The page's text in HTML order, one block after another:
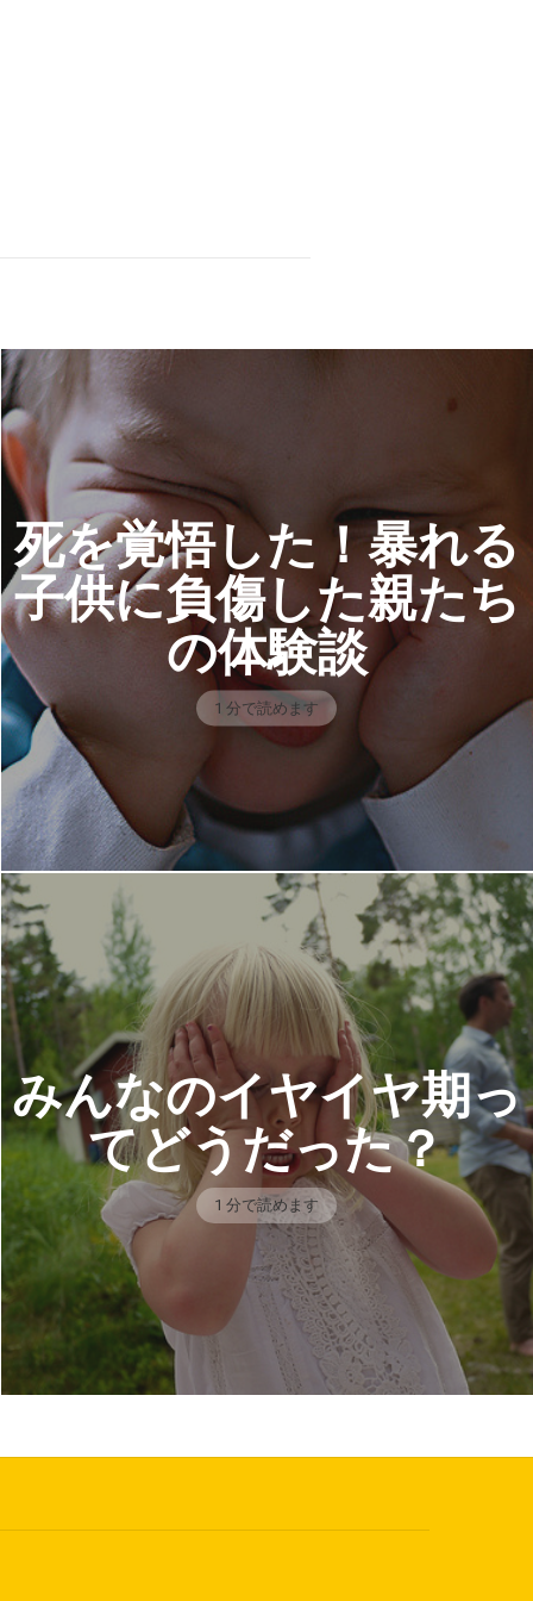
死を覚悟した！暴れる
子供に負傷した親たち
の体験談
1 分で読めます
みんなのイヤイヤ期っ
てどうだった？
1 分で読めます